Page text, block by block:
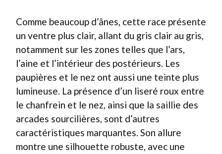
Comme beaucoup d’ânes, cette race présente
un ventre plus clair, allant du gris clair au gris,
notamment sur les zones telles que l’ars,
l’aine et l’intérieur des postérieurs. Les
paupières et le nez ont aussi une teinte plus
lumineuse. La présence d’un liseré roux entre
le chanfrein et le nez, ainsi que la saillie des
arcades sourcilières, sont d’autres
caractéristiques marquantes. Son allure
montre une silhouette robuste, avec une